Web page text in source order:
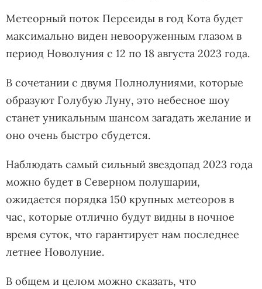
Метеорный поток Персеиды в год Кота будет
максимально виден невооруженным глазом в
период Новолуния с 12 по 18 августа 2023 года.
В сочетании с двумя Полнолуниями, которые
образуют Голубую Луну, это небесное шоу
станет уникальным шансом загадать желание и
оно очень быстро сбудется.
Наблюдать самый сильный звездопад 2023 года
можно будет в Северном полушарии,
ожидается порядка 150 крупных метеоров в
час, которые отлично будут видны в ночное
время суток, что гарантирует нам последнее
летнее Новолуние.
В общем и целом можно сказать, что